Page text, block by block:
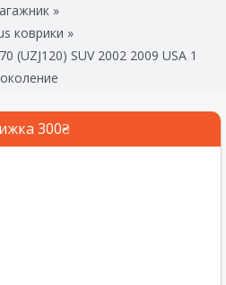
»
коврики »
(UZJ120) SUV 2002 2009 USA 1
300₴